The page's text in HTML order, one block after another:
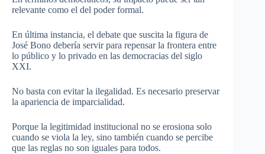
relevante como el del poder formal.
En última instancia, el debate que suscita la figura de
José Bono debería servir para repensar la frontera entre
lo público y lo privado en las democracias del siglo
XXI.
No basta con evitar la ilegalidad. Es necesario preservar
la apariencia de imparcialidad.
Porque la legitimidad institucional no se erosiona solo
cuando se viola la ley, sino también cuando se percibe
que las reglas no son iguales para todos.